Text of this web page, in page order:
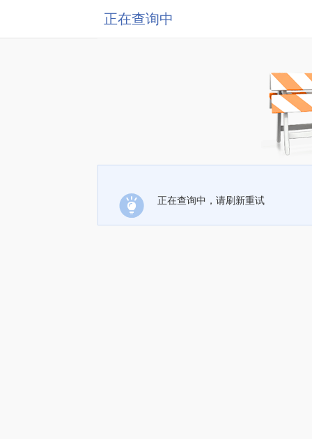
正在查询中
正在查询中，请刷新重试